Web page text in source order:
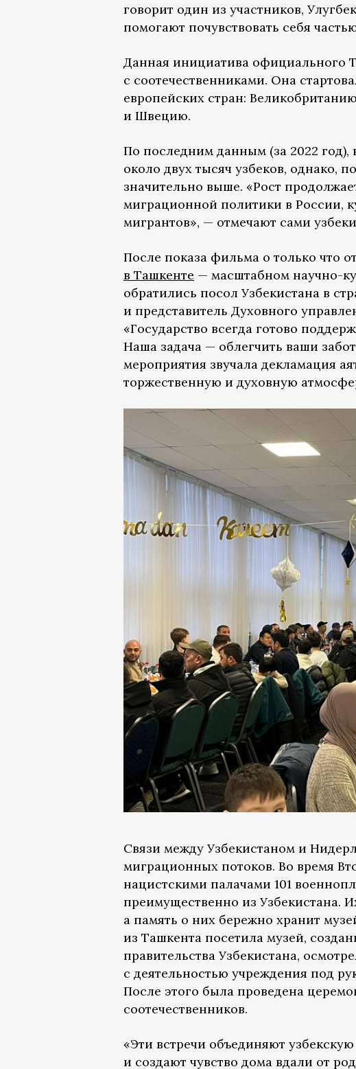
говорит один из участников,
помогают почувствовать себя
Данная инициатива официального
с соотечественниками. Она
европейских стран:
и Швецию.
По последним данным (за 2022
около двух тысяч узбеков, однако,
значительно выше. «Рост
миграционной политики в России,
мигрантов», — отмечают сами
После показа фильма о только что
в Ташкенте — масштабном научно-
обратились посол Узбекистана в
и представитель Духовного
«Государство всегда готово
Наша задача — облегчить ваши
мероприятия звучала декламация
торжественную и духовную
Связи между Узбекистаном и
миграционных потоков. Во время
нацистскими палачами 101
преимущественно из Узбекистана.
а память о них бережно хранит
из Ташкента посетила музей,
правительства Узбекистана,
с деятельностью учреждения под
После этого была проведена
соотечественников.
«Эти встречи объединяют
и создают чувство дома вдали от